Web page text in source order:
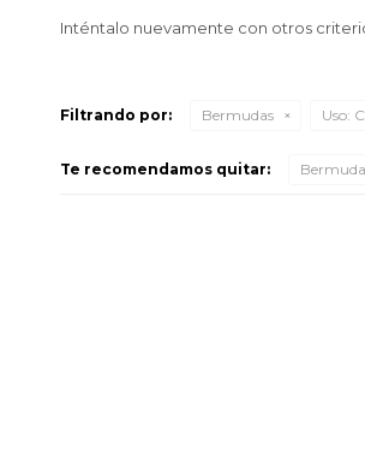
Inténtalo nuevamente con otros
Filtrando por: Bermudas Uso:
Te recomendamos quitar: